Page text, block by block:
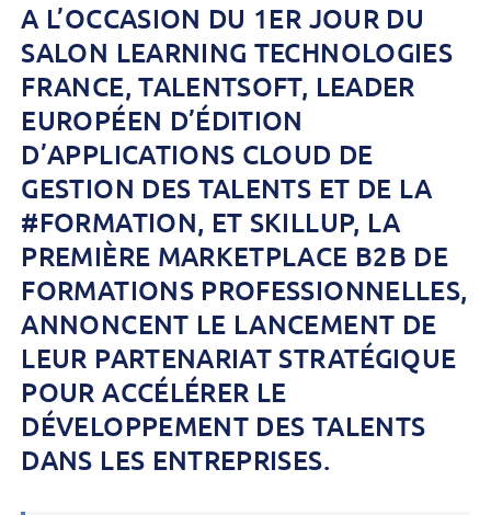
A L’OCCASION DU 1ER JOUR DU
SALON LEARNING TECHNOLOGIES
FRANCE, TALENTSOFT, LEADER
EUROPÉEN D’ÉDITION
D’APPLICATIONS CLOUD DE
GESTION DES TALENTS ET DE LA
#FORMATION, ET SKILLUP, LA
PREMIÈRE MARKETPLACE B2B DE
FORMATIONS PROFESSIONNELLES,
ANNONCENT LE LANCEMENT DE
LEUR PARTENARIAT STRATÉGIQUE
POUR ACCÉLÉRER LE
DÉVELOPPEMENT DES TALENTS
DANS LES ENTREPRISES.